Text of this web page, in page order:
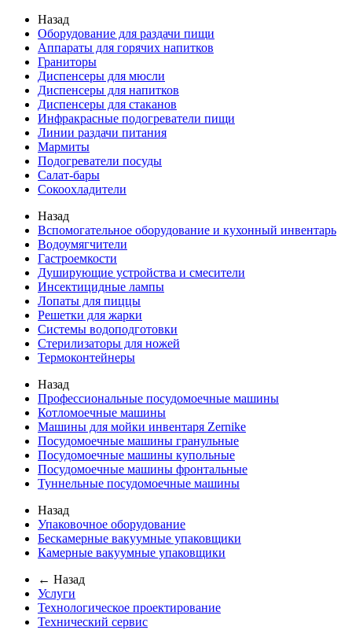
Назад
Оборудование для раздачи пищи
Аппараты для горячих напитков
Граниторы
Диспенсеры для мюсли
Диспенсеры для напитков
Диспенсеры для стаканов
Инфракрасные подогреватели пищи
Линии раздачи питания
Мармиты
Подогреватели посуды
Салат-бары
Сокоохладители
Назад
Вспомогательное оборудование и кухонный инвентарь
Водоумягчители
Гастроемкости
Душирующие устройства и смесители
Инсектицидные лампы
Лопаты для пиццы
Решетки для жарки
Системы водоподготовки
Стерилизаторы для ножей
Термоконтейнеры
Назад
Профессиональные посудомоечные машины
Котломоечные машины
Машины для мойки инвентаря Zernike
Посудомоечные машины гранульные
Посудомоечные машины купольные
Посудомоечные машины фронтальные
Туннельные посудомоечные машины
Назад
Упаковочное оборудование
Бескамерные вакуумные упаковщики
Камерные вакуумные упаковщики
← Назад
Услуги
Технологическое проектирование
Технический сервис